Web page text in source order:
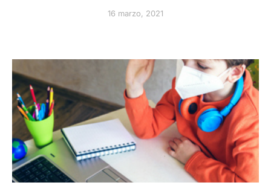
16 marzo, 2021